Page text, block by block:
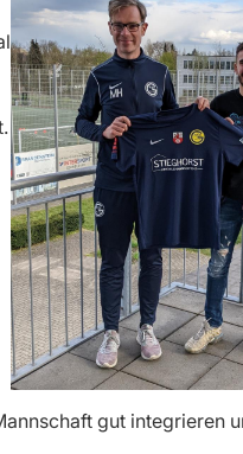
gut integrieren